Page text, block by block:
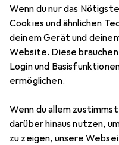
Wenn du nur das
Cookies und ähnlichen
deinem Gerät und
Website. Diese brauchen
Login und
ermöglichen.
Wenn du allem
darüber hinaus nutzen,
zu zeigen, unsere
MENGENRABATT
REV
Preis in EUR inkl. MwSt.
EUR
10,12